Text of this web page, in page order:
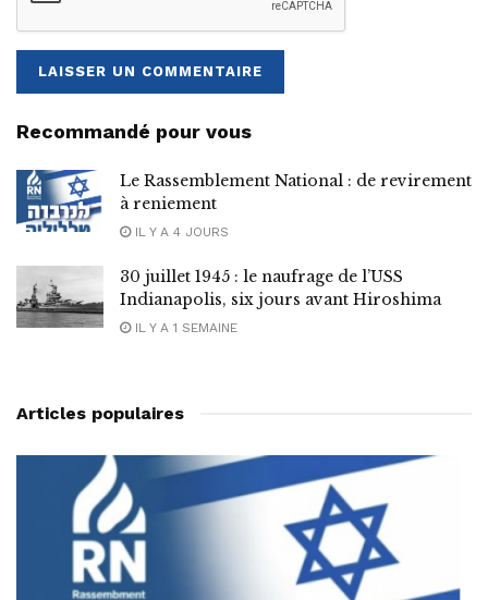
Recommandé pour vous
Le Rassemblement National : de revirement
à reniement
IL Y A 4 JOURS
30 juillet 1945 : le naufrage de l’USS
Indianapolis, six jours avant Hiroshima
IL Y A 1 SEMAINE
Articles populaires